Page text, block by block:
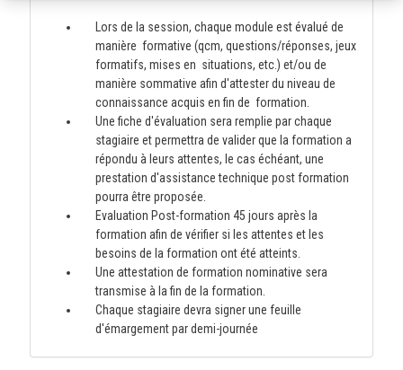
Lors de la session, chaque module est évalué de
manière formative (qcm, questions/réponses, jeux
formatifs, mises en situations, etc.) et/ou de
manière sommative afin d'attester du niveau de
connaissance acquis en fin de formation.
Une fiche d'évaluation sera remplie par chaque
stagiaire et permettra de valider que la formation a
répondu à leurs attentes, le cas échéant, une
prestation d'assistance technique post formation
pourra être proposée.
Evaluation Post-formation 45 jours après la
formation afin de vérifier si les attentes et les
besoins de la formation ont été atteints.
Une attestation de formation nominative sera
transmise à la fin de la formation.
Chaque stagiaire devra signer une feuille
d'émargement par demi-journée